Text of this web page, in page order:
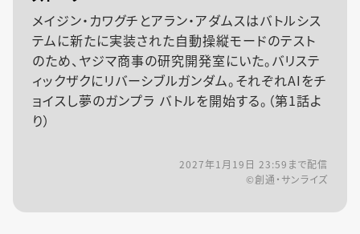
メイジン・カワグチとアラン・アダムスはバトルシス
テムに新たに実装された自動操縦モードのテスト
のため、ヤジマ商事の研究開発室にいた。バリステ
ィックザクにリバーシブルガンダム。それぞれAIをチ
ョイスし夢のガンプラ バトルを開始する。（第1話よ
り）
2027年1月19日 23:59 まで配信
©創通・サンライズ